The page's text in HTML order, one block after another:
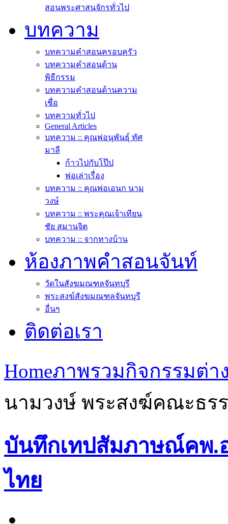
สอนพระศาสนจักรทั่วไป
บทความ
บทความคำสอนครอบครัว
บทความคำสอนด้าน
พิธีกรรม
บทความคำสอนด้านความ
เชื่อ
บทความทั่วไป
General Articles
บทความ :: คุณพ่อนุพันธุ์ ทัศ
มาลี
ก้าวไปกับโป๊ป
พ่อเล่าเรื่อง
บทความ :: คุณพ่อเอนก นาม
วงษ์
บทความ :: พระคุณเจ้าเทียน
ชัย สมานจิต
บทความ :: จากทางบ้าน
ห้องภาพคำสอนจันท์
วัดในสังฆมณฑลจันทบุรี
พระสงฆ์สังฆมณฑลจันทบุรี
อื่นๆ
ติดต่อเรา
Homeภาพรวมกิจกรรมต่า
นามวงษ์ พระสงฆ์คณะธร
บันทึกเทปสัมภาษณ์คพ.
ไทย